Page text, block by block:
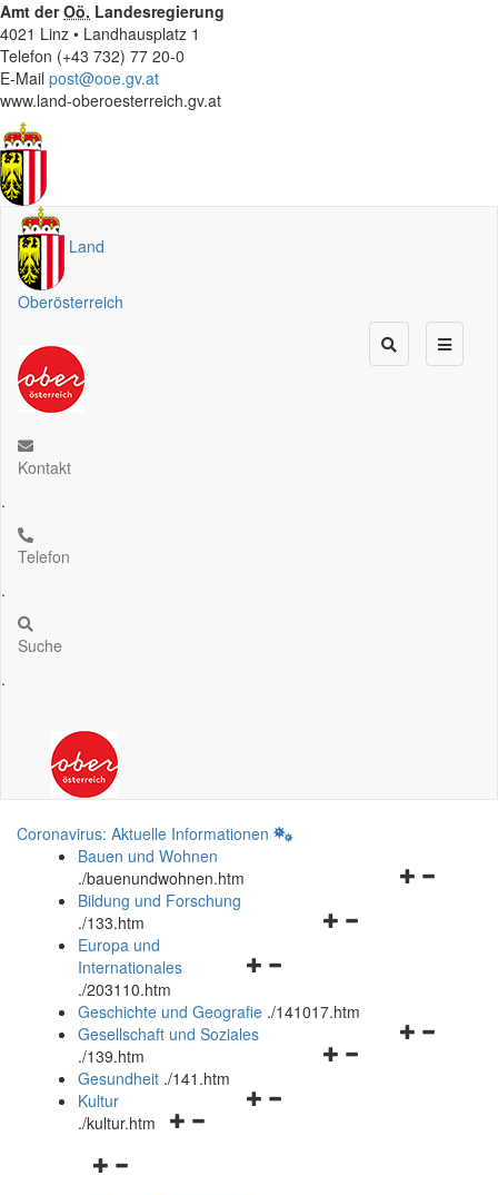
Amt derOö. Landesregierung
4021 Linz • Landhausplatz 1
Telefon (+43 732) 77 20-0
E-Mail post@ooe.gv.at
www.land-oberoesterreich.gv.at
Land
Oberösterreich
Kontakt
.
Telefon
.
Suche
.
Coronavirus: Aktuelle Informationen
Bauen und Wohnen
./bauenundwohnen.htm
Navigationsmenü
Bildung und Forschung
./133.htm
Navigationsmenü
und
schließen
Europa und
Internationales
./203110.htm
Geschichte und Geografie ./141017.htm
Navigationsmenü
Gesellschaft und Soziales
./139.htm
Navigationsmenü
Gesundheit ./141.htm
Navigationsmenü
Kultur
./kultur.htm
Navigationsmenü